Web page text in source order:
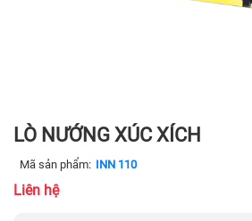
LÒ NƯỚNG XÚC XÍCH
Mã sản phẩm: INN 110
Liên hệ